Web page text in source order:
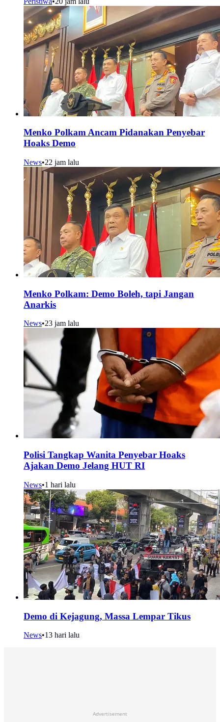
Menko Polkam Ancam Pidanakan Penyebar
Hoaks Demo
News•22 jam lalu
Menko Polkam: Demo Boleh, tapi Jangan
Anarkis
News•23 jam lalu
Polisi Tangkap Wanita Penyebar Hoaks
Ajakan Demo Jelang HUT RI
News•1 hari lalu
Demo di Kejagung, Massa Lempar Tikus
News•13 hari lalu
Advertisement